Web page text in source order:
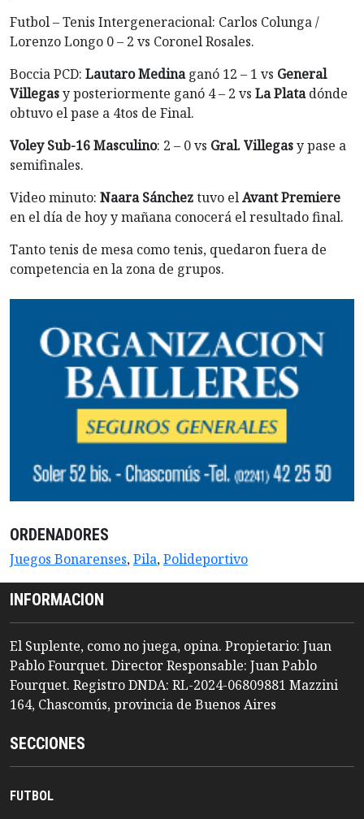
Futbol – Tenis Intergeneracional: Carlos Colunga /
Lorenzo Longo 0 – 2 vs Coronel Rosales.
Boccia PCD: Lautaro Medinaganó 12 – 1 vs General
Villegasy posteriormente ganó 4 – 2 vs La Platadónde
obtuvo el pase a 4tos de Final.
Voley Sub-16 Masculino: 2 – 0 vs Gral. Villegasy pase a
semifinales.
Video minuto: Naara Sáncheztuvo elAvant Premiere
en el día de hoy y mañana conocerá el resultado final.
Tanto tenis de mesa como tenis, quedaron fuera de
competencia en la zona de grupos.
ORDENADORES
Juegos Bonarenses,Pila,Polideportivo
INFORMACION
El Suplente, como no juega, opina. Propietario: Juan
Pablo Fourquet. Director Responsable: Juan Pablo
Fourquet. Registro DNDA: RL-2024-06809881 Mazzini
164, Chascomús, provincia de Buenos Aires
SECCIONES
FUTBOL